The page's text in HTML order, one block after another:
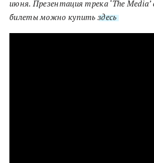
июня. Презентация трека ‘The
билеты можно купить здесь.